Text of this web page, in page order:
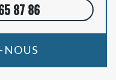
87 86